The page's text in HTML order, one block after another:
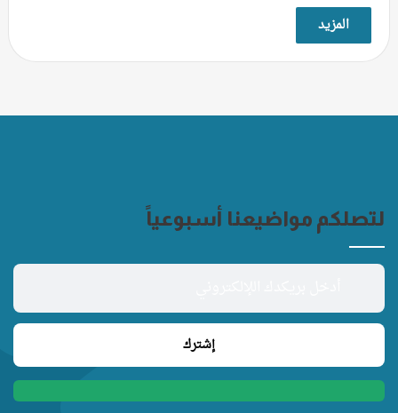
المزيد
لتصلكم مواضيعنا أسبوعياً